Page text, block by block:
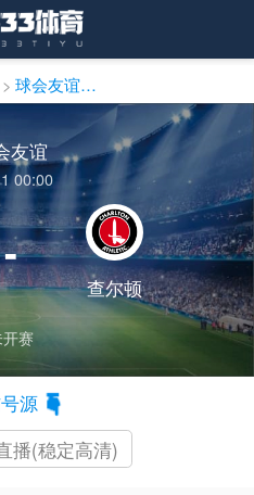
> 球会友谊直播
友谊
00:00
-
查尔顿
赛
源
播(稳定高清)